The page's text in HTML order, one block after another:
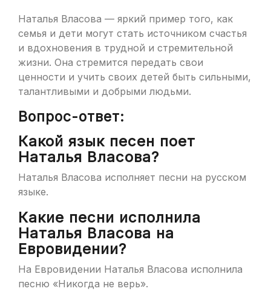
Наталья Власова — яркий пример того, как
семья и дети могут стать источником счастья
и вдохновения в трудной и стремительной
жизни. Она стремится передать свои
ценности и учить своих детей быть сильными,
талантливыми и добрыми людьми.
Вопрос-ответ:
Какой язык песен поет
Наталья Власова?
Наталья Власова исполняет песни на русском
языке.
Какие песни исполнила
Наталья Власова на
Евровидении?
На Евровидении Наталья Власова исполнила
песню «Никогда не верь».